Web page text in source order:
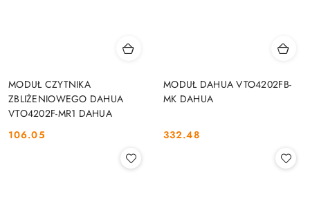
MODUŁ CZYTNIKA
ZBLIŻENIOWEGO DAHUA
VTO4202F-MR1 DAHUA
Cena:
106.05
MODUŁ DAHUA VTO4202FB-
MK DAHUA
Cena:
332.48